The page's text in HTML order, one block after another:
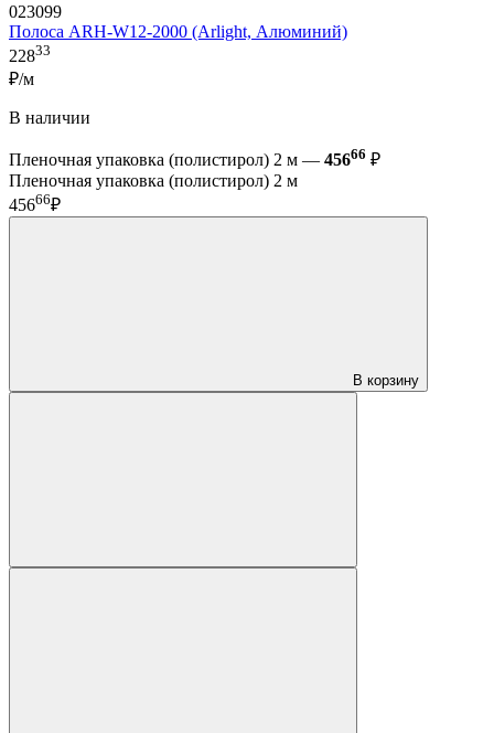
023099
Полоса ARH-W12-2000 (Arlight, Алюминий)
22833
₽/м
В наличии
Пленочная упаковка (полистирол) 2 м — 45666 ₽
Пленочная упаковка (полистирол) 2 м
45666₽
В корзину